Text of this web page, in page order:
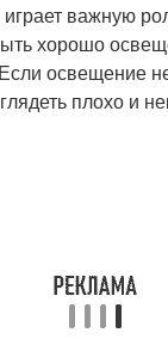
важную
хорошо
освещение
плохо и